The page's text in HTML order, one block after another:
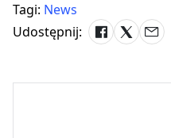
Tagi: News
Udostępnij: